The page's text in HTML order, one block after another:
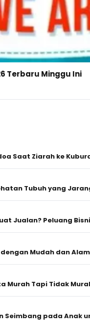
Terbaru Minggu Ini
Saat Ziarah ke
Tubuh yang
Jualan? Peluang
Mudah dan
Murah Tapi Tidak
Seimbang pada Anak